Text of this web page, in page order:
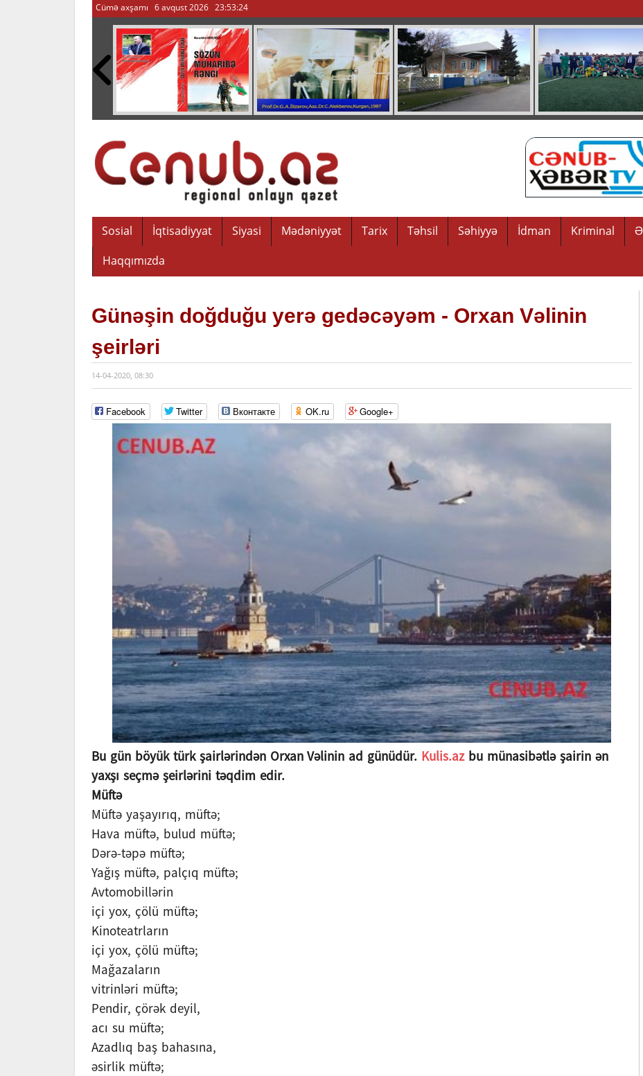
Cümə axşamı 6 avqust 2026 23:53:25
Sosial İqtisadiyyat Siyasi Mədəniyyət Tarix Təhsil Səhiyyə İdman Kriminal
Haqqımızda
Günəşin doğduğu yerə gedəcəyəm - Orxan Vəlinin
şeirləri
14-04-2020, 08:30
Facebook Twitter Вконтакте OK.ru Google+
Bu gün böyük türk şairlərindən Orxan Vəlinin ad günüdür. Kulis.az bu münasibətlə şairin ən
yaxşı seçmə şeirlərini təqdim edir.
Müftə
Müftə yaşayırıq, müftə;
Hava müftə, bulud müftə;
Dərə-təpə müftə;
Yağış müftə, palçıq müftə;
Avtomobillərin
içi yox, çölü müftə;
Kinoteatrların
içi yox, çölü müftə;
Mağazaların
vitrinləri müftə;
Pendir, çörək deyil,
acı su müftə;
Azadlıq baş bahasına,
əsirlik müftə;